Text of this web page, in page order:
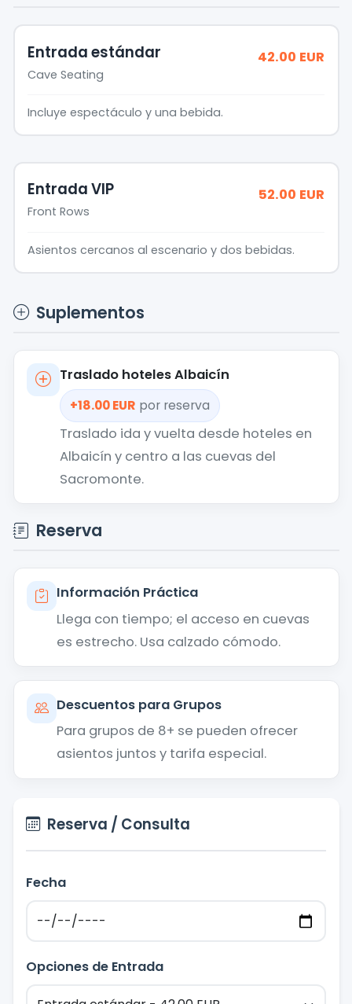
Entrada estándar
Cave Seating
42.00 EUR
Incluye espectáculo y una bebida.
Entrada VIP
Front Rows
52.00 EUR
Asientos cercanos al escenario y dos bebidas.
Suplementos
Traslado hoteles Albaicín
+18.00 EUR por reserva
Traslado ida y vuelta desde hoteles en
Albaicín y centro a las cuevas del
Sacromonte.
Reserva
Información Práctica
Llega con tiempo; el acceso en cuevas
es estrecho. Usa calzado cómodo.
Descuentos para Grupos
Para grupos de 8+ se pueden ofrecer
asientos juntos y tarifa especial.
Reserva / Consulta
Fecha
Opciones de Entrada